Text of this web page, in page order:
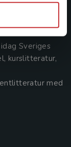
Sveriges
kurslitteratur,
med